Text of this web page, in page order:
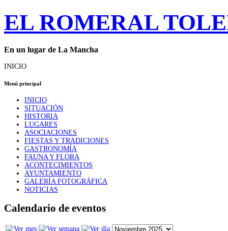
EL ROMERAL
En un lugar de La Mancha
INICIO
Menú principal
INICIO
SITUACIÓN
HISTORIA
LUGARES
ASOCIACIONES
FIESTAS Y TRADICIONES
GASTRONOMÍA
FAUNA Y FLORA
ACONTECIMIENTOS
AYUNTAMIENTO
GALERÍA FOTOGRÁFICA
NOTICIAS
Calendario de eventos